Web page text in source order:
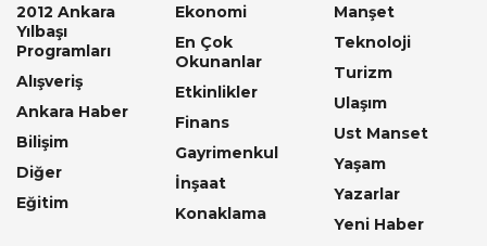
2012 Ankara
Yılbaşı
Programları
Alışveriş
Ankara Haber
Bilişim
Diğer
Eğitim
Ekonomi
En Çok
Okunanlar
Etkinlikler
Finans
Gayrimenkul
İnşaat
Konaklama
Manşet
Teknoloji
Turizm
Ulaşım
Ust Manset
Yaşam
Yazarlar
Yeni Haber